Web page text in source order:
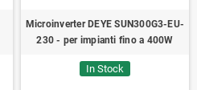
Microinverter DEYE SUN300G3-EU-
230 - per impianti fino a 400W
In Stock